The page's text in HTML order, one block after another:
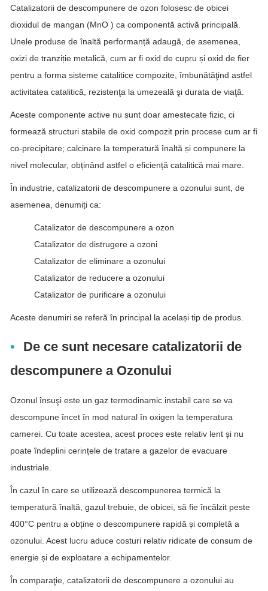
Catalizatorii de descompunere de ozon folosesc de obicei
dioxidul de mangan (MnO ) ca componentă activă principală.
Unele produse de înaltă performanță adaugă, de asemenea,
oxizi de tranziție metalică, cum ar fi oxid de cupru și oxid de fier
pentru a forma sisteme catalitice compozite, îmbunătăţind astfel
activitatea catalitică, rezistenţa la umezeală şi durata de viaţă.
Aceste componente active nu sunt doar amestecate fizic, ci
formează structuri stabile de oxid compozit prin procese cum ar fi
co-precipitare; calcinare la temperatură înaltă și compunere la
nivel molecular, obținând astfel o eficiență catalitică mai mare.
În industrie, catalizatorii de descompunere a ozonului sunt, de
asemenea, denumiți ca:
Catalizator de descompunere a ozon
Catalizator de distrugere a ozoni
Catalizator de eliminare a ozonului
Catalizator de reducere a ozonului
Catalizator de purificare a ozonului
Aceste denumiri se referă în principal la același tip de produs.
De ce sunt necesare catalizatorii de
descompunere a Ozonului
Ozonul însuşi este un gaz termodinamic instabil care se va
descompune încet în mod natural în oxigen la temperatura
camerei. Cu toate acestea, acest proces este relativ lent și nu
poate îndeplini cerințele de tratare a gazelor de evacuare
industriale.
În cazul în care se utilizează descompunerea termică la
temperatură înaltă, gazul trebuie, de obicei, să fie încălzit peste
400°C pentru a obține o descompunere rapidă și completă a
ozonului. Acest lucru aduce costuri relativ ridicate de consum de
energie și de exploatare a echipamentelor.
În comparaţie, catalizatorii de descompunere a ozonului au